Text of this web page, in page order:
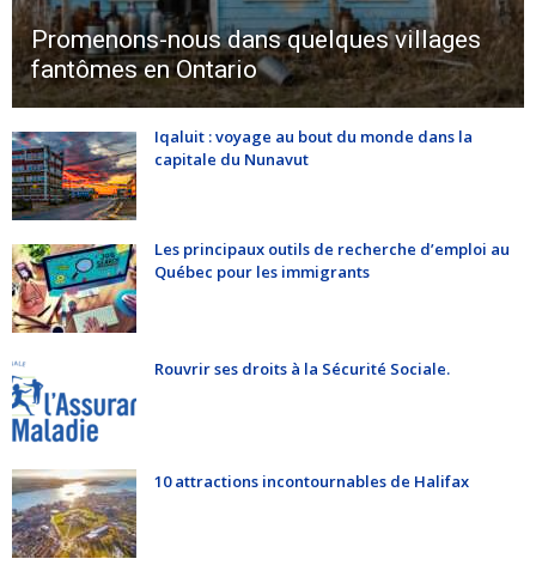
Promenons-nous dans quelques villages
fantômes en Ontario
Iqaluit : voyage au bout du monde dans la
capitale du Nunavut
Les principaux outils de recherche d’emploi au
Québec pour les immigrants
Rouvrir ses droits à la Sécurité Sociale.
10 attractions incontournables de Halifax